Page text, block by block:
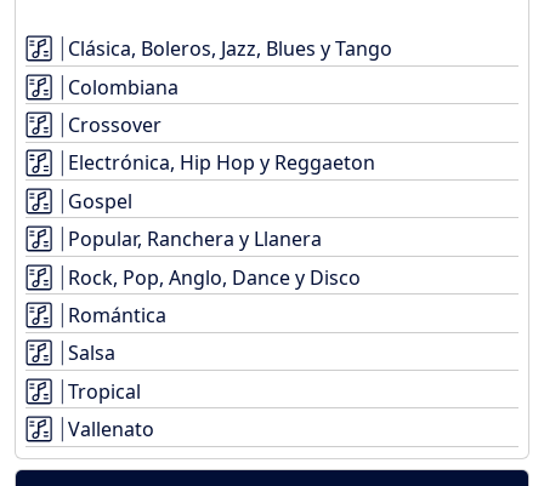
Clásica, Boleros, Jazz, Blues y Tango
Colombiana
Crossover
Electrónica, Hip Hop y Reggaeton
Gospel
Popular, Ranchera y Llanera
Rock, Pop, Anglo, Dance y Disco
Romántica
Salsa
Tropical
Vallenato